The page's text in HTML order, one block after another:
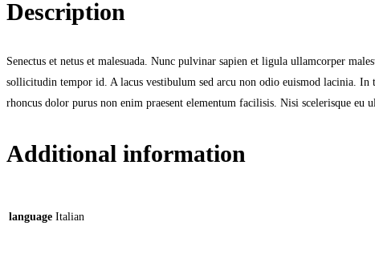
Description
Senectus et netus et malesuada. Nunc pulvinar sapien et ligula ullamcorper
sollicitudin tempor id. A lacus vestibulum sed arcu non odio euismod lacinia.
rhoncus dolor purus non enim praesent elementum facilisis. Nisi scelerisque eu
Additional information
language Italian